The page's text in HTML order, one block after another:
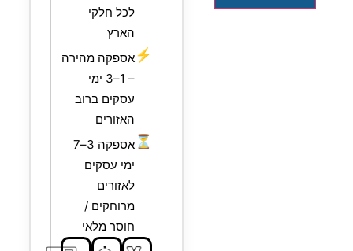
לכל חלקי
הארץ
⚡אספקה מהירה
– 1–3 ימי
עסקים ברוב
האזורים
⏳
אספקה 3–7
ימי עסקים
לאזורים
מרוחקים /
חוסר מלאי